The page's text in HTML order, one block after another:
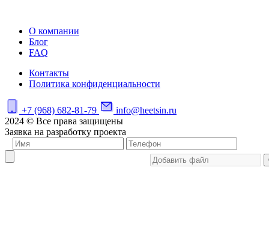
О компании
Блог
FAQ
Контакты
Политика конфиденциальности
+7 (968) 682-81-79
info@heetsin.ru
2024 © Все права защищены
Заявка на разработку проекта